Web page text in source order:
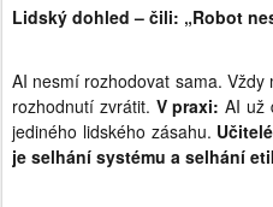
Lidský dohled – čili: „Robot
AI nesmí rozhodovat sama.
rozhodnutí zvrátit. V praxi: AI už
jediného lidského zásahu.
je selhání systému a selhání